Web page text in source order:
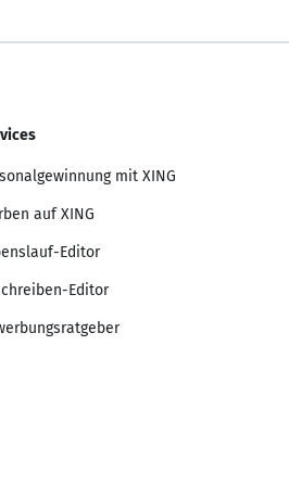
mit XING
auf XING
Editor
Editor